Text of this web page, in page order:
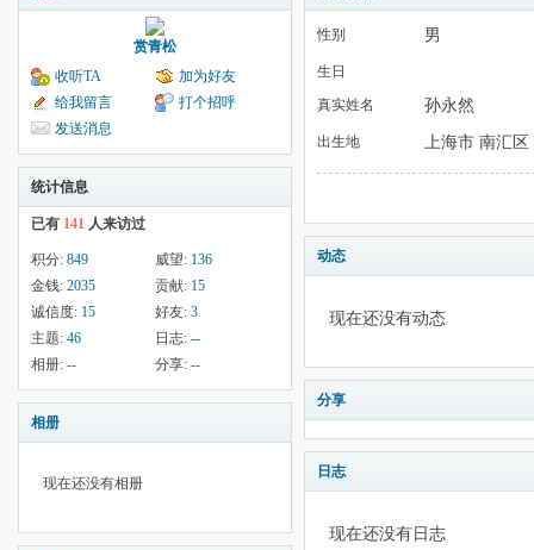
赏青松
收听TA
加为好友
给我留言
打个招呼
发送消息
统计信息
已有 141 人来访过
积分: 849 威望: 136
金钱: 2035 贡献: 15
诚信度: 15 好友: 3
主题: 46 日志: --
相册: -- 分享: --
相册
现在还没有相册
性别 男
生日
真实姓名
孙永然
出生地 上海市 南汇
动态
现在还没有动态
分享
日志
现在还没有日志